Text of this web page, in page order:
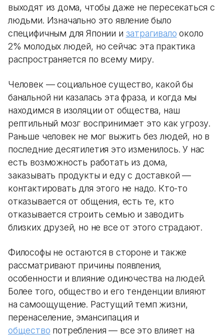
выходят из дома, чтобы даже не пересекаться с
людьми. Изначально это явление было
специфичным для Японии и затрагивало около
2% молодых людей, но сейчас эта практика
распространяется по всему миру.
Человек — социальное существо, какой бы
банальной ни казалась эта фраза, и когда мы
находимся в изоляции от общества, наш
рептильный мозг воспринимает это как угрозу.
Раньше человек не мог выжить без людей, но в
последние десятилетия это изменилось. У нас
есть возможность работать из дома,
заказывать продукты и еду с доставкой —
контактировать для этого не надо. Кто-то
отказывается от общения, есть те, кто
отказывается строить семью и заводить
близких друзей, но не все от этого страдают.
Философы не остаются в стороне и также
рассматривают причины появления,
особенности и влияние одиночества на людей.
Более того, общество и его тенденции влияют
на самоощущение. Растущий темп жизни,
перенаселение, эмансипация и
общество потребления — все это влияет на